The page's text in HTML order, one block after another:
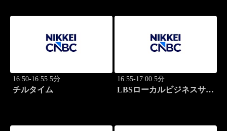
16:50-16:55 5分
チルタイム
16:55-17:00 5分
LBSローカルビジネスサテ